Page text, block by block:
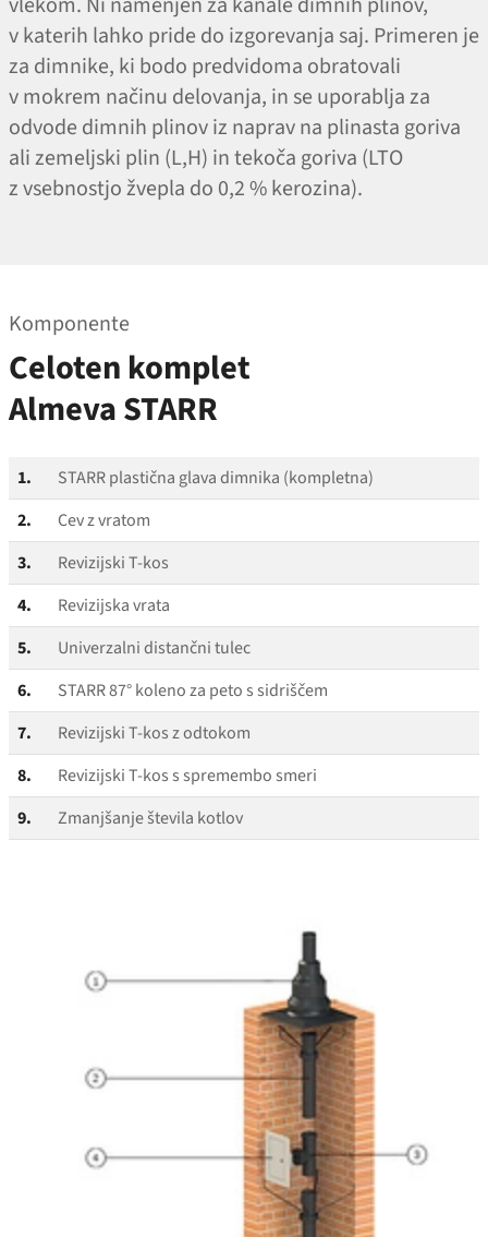
v katerih lahko pride do izgorevanja saj. Primeren je
za dimnike, ki bodo predvidoma obratovali
v mokrem načinu delovanja, in se uporablja za
odvode dimnih plinov iz naprav na plinasta goriva
ali zemeljski plin (L,H) in tekoča goriva (LTO
z vsebnostjo žvepla do 0,2 % kerozina).
Komponente
Celoten komplet
Almeva STARR
1.
STARR plastična glava dimnika (kompletna)
2.
Cev z vratom
3.
Revizijski T‑kos
4.
Revizijska vrata
5.
Univerzalni distančni tulec
6.
STARR 87° koleno za peto s sidriščem
7.
Revizijski T‑kos z odtokom
8.
Revizijski T‑kos s spremembo smeri
9.
Zmanjšanje števila kotlov